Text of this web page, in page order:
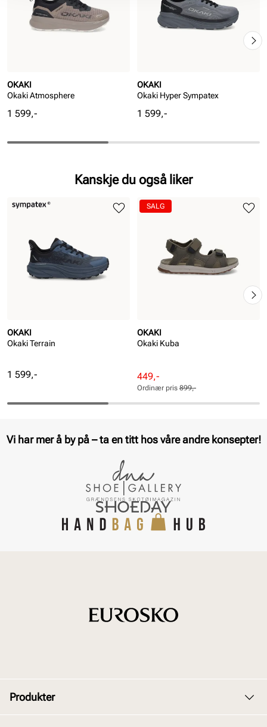
OKAKI
Okaki Atmosphere
Pris
1 599,-
OKAKI
Okaki Hyper Sympatex
Pris
1 599,-
Kanskje du også liker
OKAKI
Okaki Terrain
Pris
1 599,-
OKAKI
Okaki Kuba
Rabattert
pris
Pris
449,-
Ordinær
pris
Pris
Ordinær pris 899,-
SALG
Vi har mer å by på – ta en titt hos våre andre konsepter!
Produkter